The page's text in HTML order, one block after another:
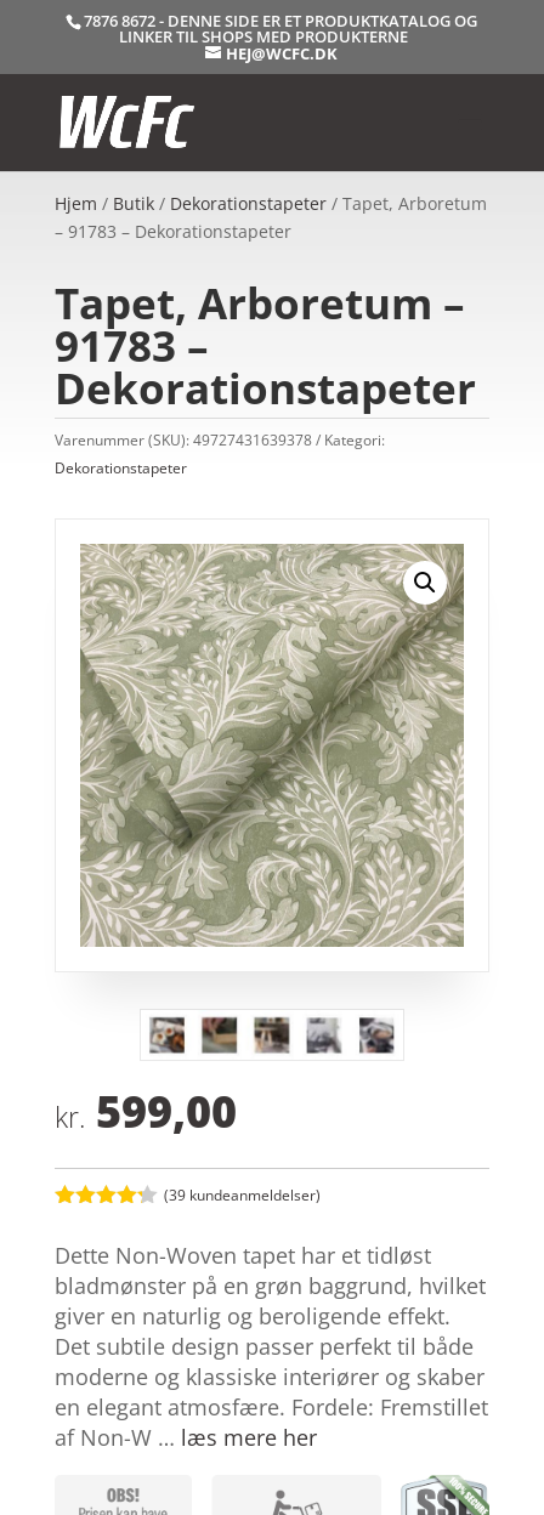
7876 8672 - DENNE SIDE ER ET PRODUKTKATALOG OG
LINKER TIL SHOPS MED PRODUKTERNE
HEJ@WCFC.DK
Hjem / Butik/ Dekorationstapeter/ Tapet, Arboretum
– 91783 – Dekorationstapeter
Tapet, Arboretum –
91783 –
Dekorationstapeter
Varenummer (SKU):49727431639378
Kategori:
Dekorationstapeter
kr. 599,00
ud af 5
baseret
på
kundebedø
mmelser
(39 kundeanmeldelser)
Dette Non-Woven tapet har et tidløst
bladmønster på en grøn baggrund, hvilket
giver en naturlig og beroligende effekt.
Det subtile design passer perfekt til både
moderne og klassiske interiører og skaber
en elegant atmosfære. Fordele: Fremstillet
af Non-W … læs mere her